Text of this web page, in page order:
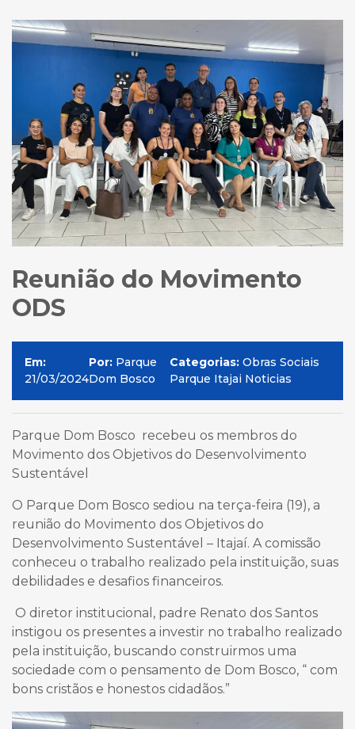
Reunião do Movimento
ODS
Em:
21/03/2024
Por: Parque
Dom Bosco
Categorias: Obras Sociais
Parque Itajai Noticias
Parque Dom Bosco recebeu os membros do
Movimento dos Objetivos do Desenvolvimento
Sustentável
O Parque Dom Bosco sediou na terça-feira (19), a
reunião do Movimento dos Objetivos do
Desenvolvimento Sustentável – Itajaí. A comissão
conheceu o trabalho realizado pela instituição, suas
debilidades e desafios financeiros.
O diretor institucional, padre Renato dos Santos
instigou os presentes a investir no trabalho realizado
pela instituição, buscando construirmos uma
sociedade com o pensamento de Dom Bosco, “ com
bons cristãos e honestos cidadãos.”